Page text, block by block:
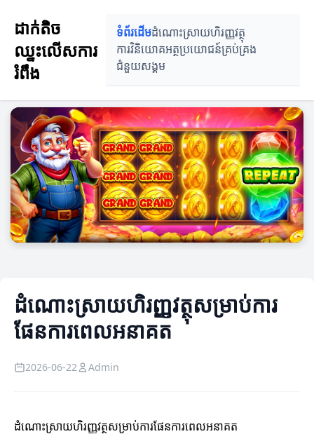
ដាក់តិច
ឈ្នះលើសការ
រំពឹង
ទំព័រដើមដំណោះស្រាយហិរញ្ញវត្ថុ
ការវិនិយោគអត្ថប្រយោជន៍គ្រប់គ្រង
ជំនួយសង្គម
ដំណោះស្រាយហិរញ្ញវត្ថុសម្រាប់ការ
ផែនការពេលអនាគត
2026-06-22 Admin
ដំណោះស្រាយហិរញ្ញវត្ថុសម្រាប់ការផែនការពេលអនាគត